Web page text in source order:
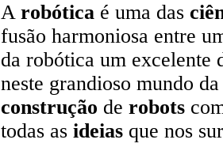
A robótica é uma das
fusão harmoniosa entre
da robótica um excelente
neste grandioso mundo
construção de robots
todas as ideias que nos